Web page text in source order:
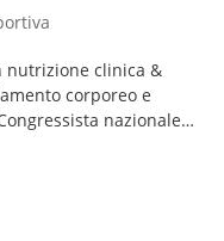
nutrizione clinica &
corporeo e
nazionale